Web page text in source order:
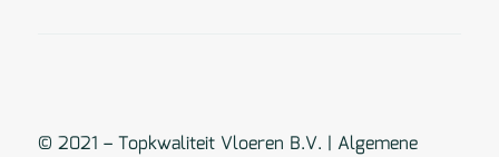
© 2021 – Topkwaliteit Vloeren B.V. | Algemene